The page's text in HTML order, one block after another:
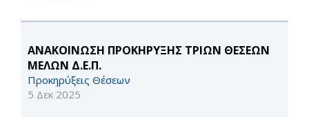
ΑΝΑΚΟΙΝΩΣΗ ΠΡΟΚΗΡΥΞΗΣ ΤΡΙΩΝ ΘΕΣΕΩΝ
ΜΕΛΩΝ Δ.Ε.Π.
Προκηρύξεις Θέσεων
5 Δεκ 2025